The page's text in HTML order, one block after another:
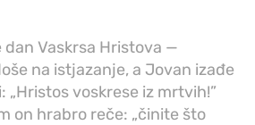
Vaskrsa Hristova —
na istjazanje, a Jovan izađe
„Hristos voskrese iz mrtvih!”
on hrabro reče: „činite što